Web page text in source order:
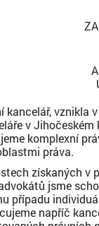
kancelář, vznikla
v Jihočeském
komplexní
práva.
získaných v
jsme
případu
napříč